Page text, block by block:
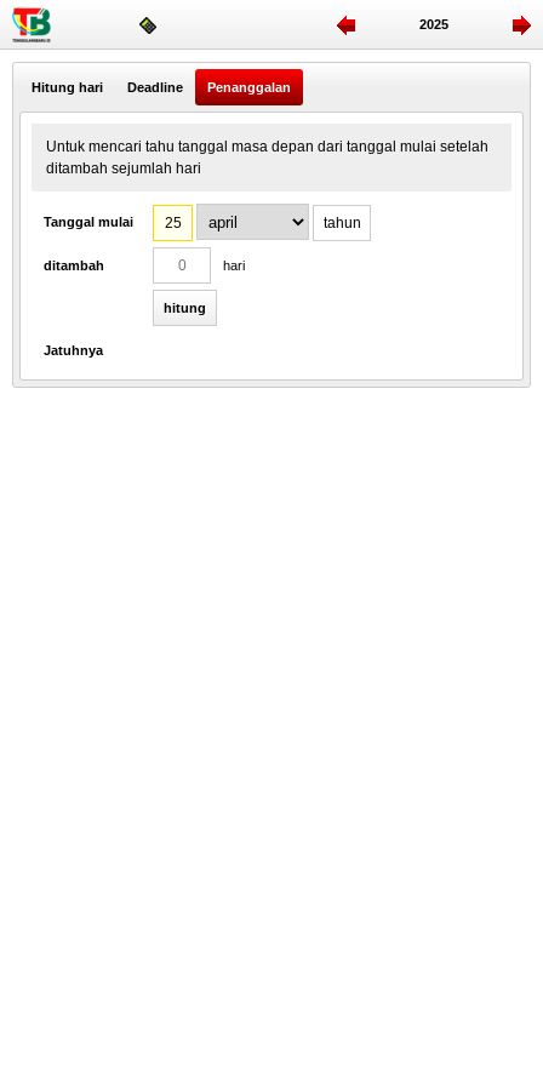
2025
Hitung hari Deadline Penanggalan
Untuk mencari tahu tanggal masa depan dari tanggal mulai setelah
ditambah sejumlah hari
Tanggal mulai
ditambah hari
hitung
Jatuhnya